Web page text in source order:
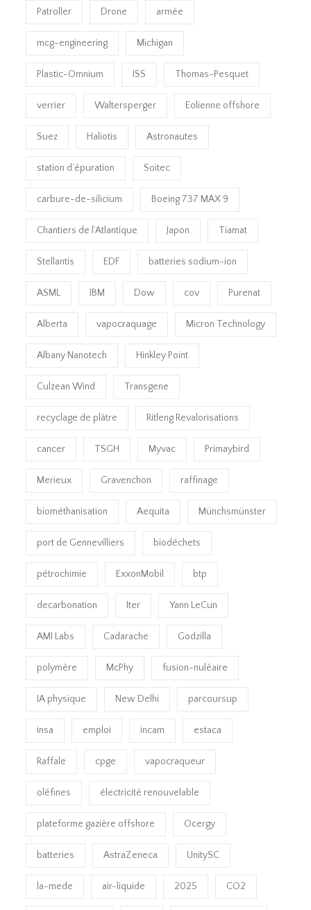
Patroller Drone armée
mcg-engineering Michigan
Plastic-Omnium ISS Thomas-Pesquet
verrier Waltersperger Eolienne offshore
Suez Haliotis Astronautes
station d’épuration Soitec
carbure-de-silicium Boeing 737 MAX 9
Chantiers de l’Atlantique Japon Tiamat
Stellantis EDF batteries sodium-ion
ASML IBM Dow cov Purenat
Alberta vapocraquage Micron Technology
Albany Nanotech Hinkley Point
Culzean Wind Transgene
recyclage de plâtre Ritleng Revalorisations
cancer TSGH Myvac Primaybird
Merieux Gravenchon raffinage
biométhanisation Aequita Münchsmünster
port de Gennevilliers biodéchets
pétrochimie ExxonMobil btp
decarbonation Iter Yann LeCun
AMI Labs Cadarache Godzilla
polymère McPhy fusion-nuléaire
IA physique New Delhi parcoursup
insa emploi incam estaca
Raffale cpge vapocraqueur
oléfines électricité renouvelable
plateforme gazière offshore Ocergy
batteries AstraZeneca UnitySC
la-mede air-liquide 2025 CO2